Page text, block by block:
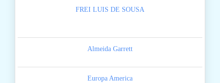
FREI LUIS DE SOUSA
Almeida Garrett
Europa America